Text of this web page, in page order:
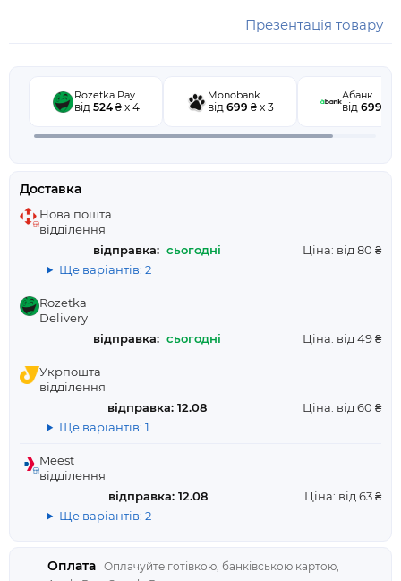
Презентація товару
Оплата Оплачуйте готівкою, банківською картою,
Rozetka Pay
від 524₴ x 4
Monobank
від 699 ₴ x 3
Абанк
від 699
Доставка
Нова пошта
відділення
відправка: сьогодні
Ціна: від 80 ₴
Ще варіантів: 2
Rozetka
Delivery
відправка: сьогодні Ціна: від 49 ₴
Укрпошта
відділення
відправка: 12.08
Ціна: від 60 ₴
Ще варіантів: 1
Meest
відділення
відправка: 12.08
Ціна: від 63 ₴
Ще варіантів: 2